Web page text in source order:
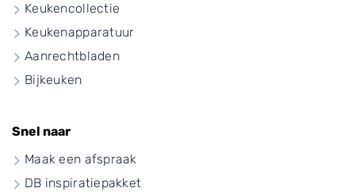
Keukencollectie
Keukenapparatuur
Aanrechtbladen
Bijkeuken
Snel naar
Maak een afspraak
DB inspiratiepakket